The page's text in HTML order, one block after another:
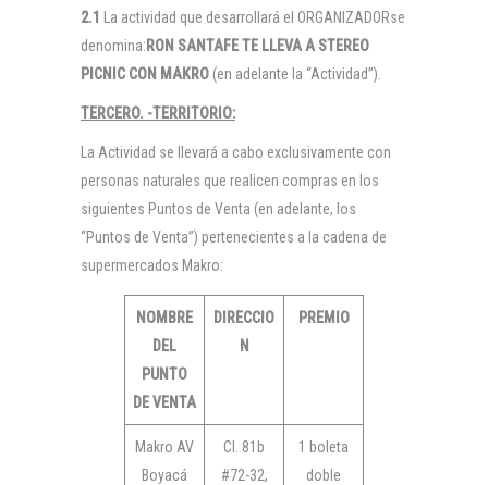
2.1
La actividad que desarrollará el ORGANIZADORse
denomina: RON SANTAFE TE LLEVA A STEREO
PICNIC CON MAKRO (en adelante la “Actividad”).
TERCERO. -TERRITORIO:
La Actividad se llevará a cabo exclusivamente con
personas naturales que realicen compras en los
siguientes Puntos de Venta (en adelante, los
“Puntos de Venta”) pertenecientes a la cadena de
supermercados Makro:
NOMBRE
DEL
PUNTO
DE VENTA
DIRECCIO
N
PREMIO
Makro AV
Boyacá
Cl. 81b
#72-32,
1 boleta
doble